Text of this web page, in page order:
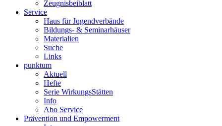
Zeugnisbeiblatt
Service
Haus für Jugendverbände
Bildungs- & Seminarhäuser
Materialien
Suche
Links
punktum
Aktuell
Hefte
Serie WirkungsStätten
Info
Abo Service
Prävention und Empowerment